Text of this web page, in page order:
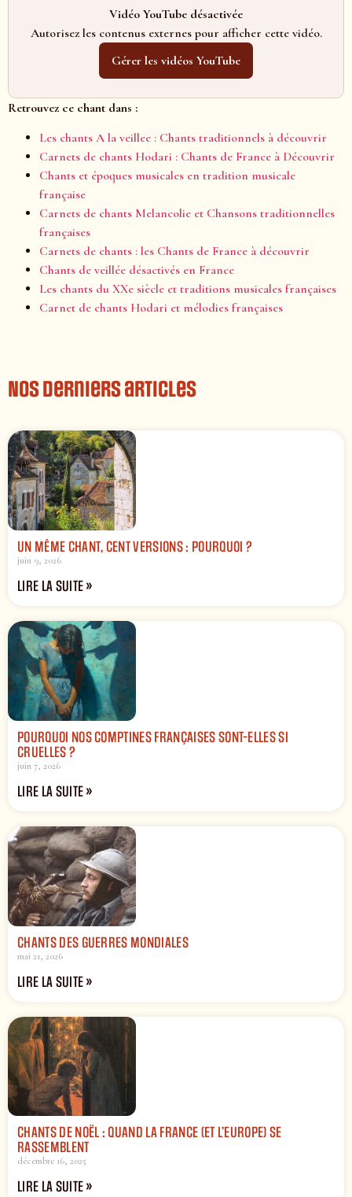
Vidéo YouTube désactivée
Autorisez les contenus externes pour afficher cette vidéo.
Gérer les vidéos YouTube
Retrouvez ce chant dans :
Les chants A la veillee : Chants traditionnels à découvrir
Carnets de chants Hodari : Chants de France à Découvrir
Chants et époques musicales en tradition musicale
française
Carnets de chants Melancolie et Chansons traditionnelles
françaises
Carnets de chants : les Chants de France à découvrir
Chants de veillée désactivés en France
Les chants du XXe siècle et traditions musicales françaises
Carnet de chants Hodari et mélodies françaises
Nos derniers articles
UN MÊME CHANT, CENT VERSIONS : POURQUOI ?
juin 9, 2026
LIRE LA SUITE »
POURQUOI NOS COMPTINES FRANÇAISES SONT-ELLES SI
CRUELLES ?
juin 7, 2026
LIRE LA SUITE »
CHANTS DES GUERRES MONDIALES
mai 21, 2026
LIRE LA SUITE »
CHANTS DE NOËL : QUAND LA FRANCE (ET L’EUROPE) SE
RASSEMBLENT
décembre 16, 2025
LIRE LA SUITE »